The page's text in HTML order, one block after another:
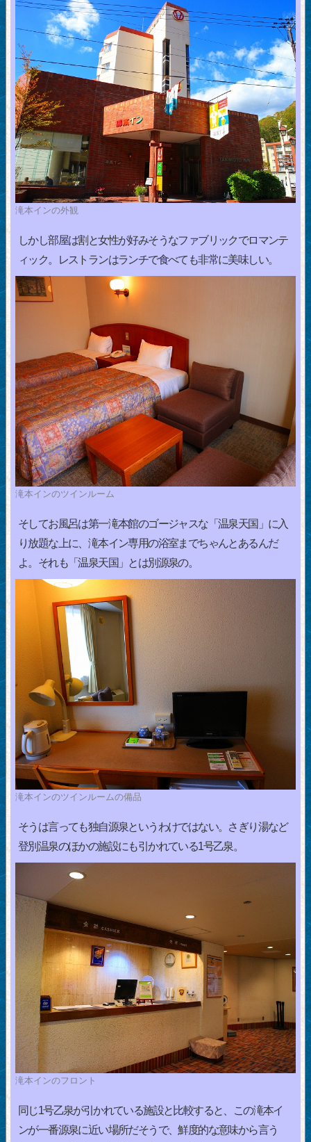
滝本インの外観
しかし部屋は割と女性が好みそうなファブリックでロマンテ
ィック。レストランはランチで食べても非常に美味しい。
滝本インのツインルーム
そしてお風呂は第一滝本館のゴージャスな「温泉天国」に入
り放題な上に、滝本イン専用の浴室までちゃんとあるんだ
よ。それも「温泉天国」とは別源泉の。
滝本インのツインルームの備品
そうは言っても独自源泉というわけではない。さぎり湯など
登別温泉のほかの施設にも引かれている1号乙泉。
滝本インのフロント
同じ1号乙泉が引かれている施設と比較すると、この滝本イ
ンが一番源泉に近い場所だそうで、鮮度的な意味から言う